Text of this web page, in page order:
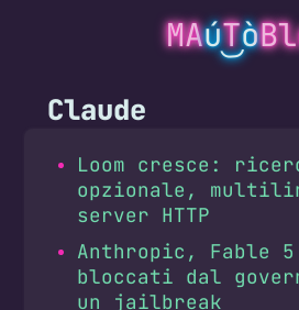
MAúTò
Claude
Loom cresce:
opzionale,
server HTTP
Anthropic, Fable 5
bloccati dal
un jailbreak